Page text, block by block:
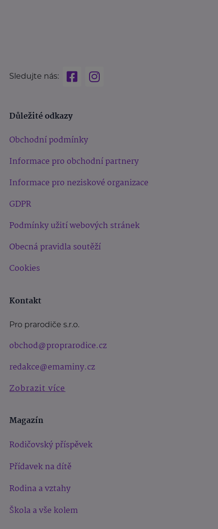
Sledujte nás:
Důležité odkazy
Obchodní podmínky
Informace pro obchodní partnery
Informace pro neziskové organizace
GDPR
Podmínky užití webových stránek
Obecná pravidla soutěží
Cookies
Kontakt
Pro prarodiče s.r.o.
obchod@proprarodice.cz
redakce@emaminy.cz
Zobrazit více
Magazín
Rodičovský příspěvek
Přídavek na dítě
Rodina a vztahy
Škola a vše kolem